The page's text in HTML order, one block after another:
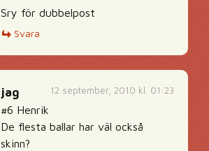
Sry för dubbelpost
Svara
12 september, 2010 kl. 01:23
jag
#6 Henrik
De flesta ballar har väl också
skinn?